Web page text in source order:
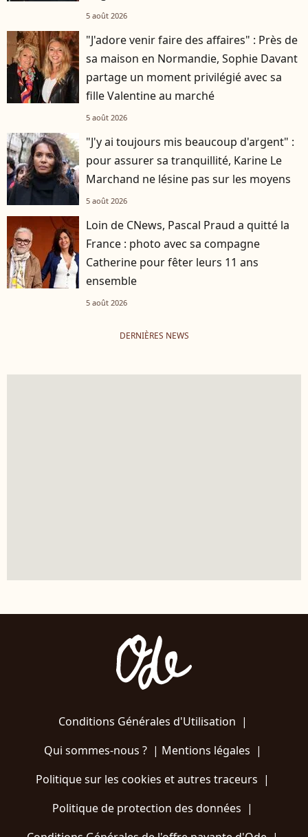
5 août 2026
"J'adore venir faire des affaires" : Près de
sa maison en Normandie, Sophie Davant
partage un moment privilégié avec sa
fille Valentine au marché
5 août 2026
"J'y ai toujours mis beaucoup d'argent" :
pour assurer sa tranquillité, Karine Le
Marchand ne lésine pas sur les moyens
5 août 2026
Loin de CNews, Pascal Praud a quitté la
France : photo avec sa compagne
Catherine pour fêter leurs 11 ans
ensemble
5 août 2026
DERNIÈRES NEWS
Conditions Générales d'Utilisation |
Qui sommes-nous ?| Mentions légales |
Politique sur les cookies et autres traceurs |
Politique de protection des données |